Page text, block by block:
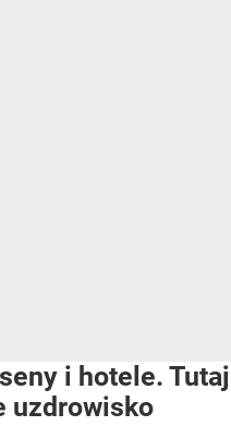
i hotele. Tutaj
uzdrowisko